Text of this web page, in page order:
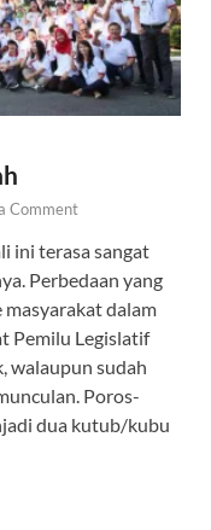
Comment
ini terasa sangat
Perbedaan yang
dalam
Pemilu Legislatif
walaupun sudah
Poros-
dua kutub/kubu